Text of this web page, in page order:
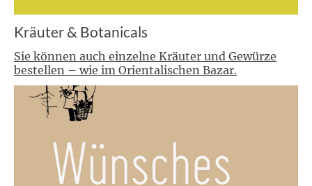
Kräuter & Botanicals
Sie können auch einzelne Kräuter und Gewürze
bestellen – wie im Orientalischen Bazar.